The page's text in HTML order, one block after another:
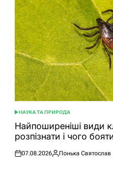
ОПУБЛІКУВАТИ
У
НАУКА ТА ПРИРОДА
Найпоширеніші види
розпізнати і чого
Оприлюднено
07.08.2026
Опубліковано
Понька Святослав